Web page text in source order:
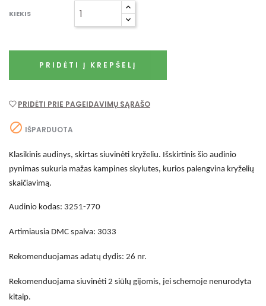
KIEKIS
PRIDĖTI Į KREPŠELĮ
PRIDĖTI PRIE PAGEIDAVIMŲ SĄRAŠO
 IŠPARDUOTA
Klasikinis audinys, skirtas siuvinėti kryželiu. Išskirtinis šio audinio
pynimas sukuria mažas kampines skylutes, kurios palengvina kryželių
skaičiavimą.
Audinio kodas: 3251-770
Artimiausia DMC spalva: 3033
Rekomenduojamas adatų dydis: 26 nr.
Rekomenduojama siuvinėti 2 siūlų gijomis, jei schemoje nenurodyta
kitaip.